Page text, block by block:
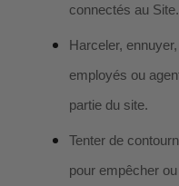
connectés au Site.
Harceler,
employés ou
partie du site.
Tenter de
pour empêcher